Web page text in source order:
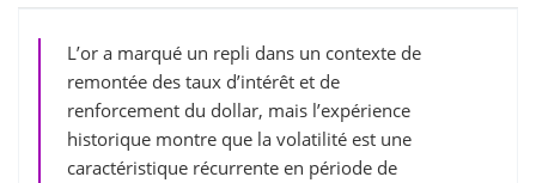
L’or a marqué un repli dans un contexte de
remontée des taux d’intérêt et de
renforcement du dollar, mais l’expérience
historique montre que la volatilité est une
caractéristique récurrente en période de